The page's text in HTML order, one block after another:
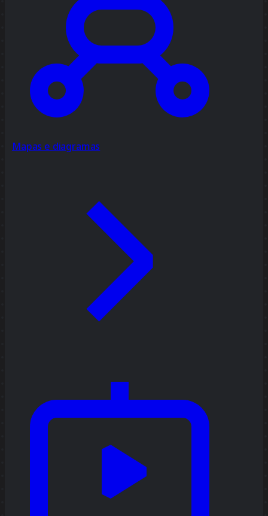
Mapas e diagramas